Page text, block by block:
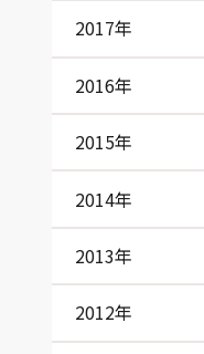
2017年
2016年
2015年
2014年
2013年
2012年